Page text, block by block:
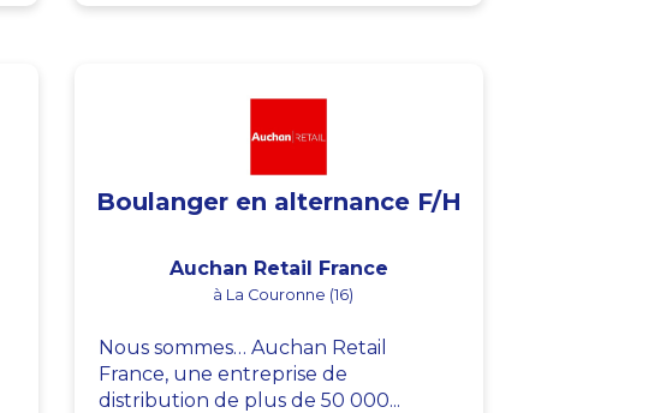
Boulanger en alternance F/H
Auchan Retail France
à La Couronne (16)
Nous sommes… Auchan Retail
France, une entreprise de
distribution de plus de 50 000...